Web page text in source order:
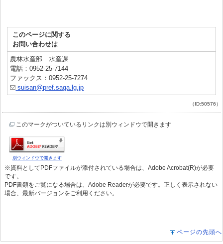
このページに関する
お問い合わせは
農林水産部 水産課
電話：0952-25-7144
ファックス：0952-25-7274
suisan@pref.saga.lg.jp
（ID:50576）
このマークがついているリンクは別ウィンドウで開きます
別ウィンドウで開きます
※資料としてPDFファイルが添付されている場合は、Adobe Acrobat(R)が必要
です。
PDF書類をご覧になる場合は、Adobe Readerが必要です。正しく表示されない
場合、最新バージョンをご利用ください。
ページの先頭へ